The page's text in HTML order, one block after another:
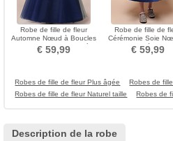
Robe de fille de fleur
Automne Nœud à Boucles
Sommaire Fermeture à
glissière
€ 59,99
Robe de fille de
Cérémonie Soie
Boucles Orné de
Boucle
€ 59,99
Robes de fille de fleur Plus âgée Robes de
Robes de fille de fleur Naturel taille
Robes de
Description de la robe